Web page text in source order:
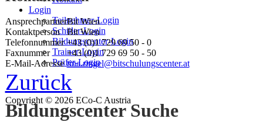
Login
Teilnehmer-Login
Schüler-Login
Bildungscenter-Login
Trainer-Login
Prüfer-Login
Bildungscenter Suche
AnsprechpartnerBit Wien
Kontaktperson
Bit Wien
Telefonnummer +43 (0)1 729 69 50 - 0
Faxnummer
+43 (0)1 729 69 50 - 50
E-Mail-Adresse tina.ringel@bitschulungscenter.at
Zurück
Copyright © 2026 ECo-C Austria